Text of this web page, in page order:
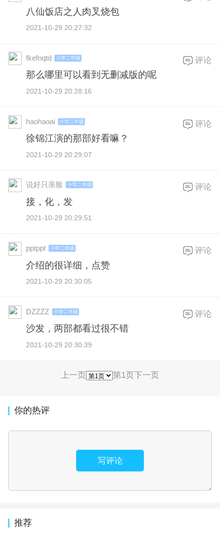
八仙饭店之人肉叉烧包
2021-10-29 20:27:32
fkefnqtd 小学二年级
那么哪里可以看到无删减版的呢
2021-10-29 20:28:16
评论
haohaoai 小学二年级
徐锦江演的那部好看嘛？
2021-10-29 20:29:07
评论
说好只亲脸 小学二年级
接，化，发
2021-10-29 20:29:51
评论
pptppt 小学二年级
介绍的很详细，点赞
2021-10-29 20:30:05
评论
DZZZZ 小学二年级
沙发，两部都看过很不错
2021-10-29 20:30:39
评论
上一页 第1页下一页
你的热评
写评论
推荐